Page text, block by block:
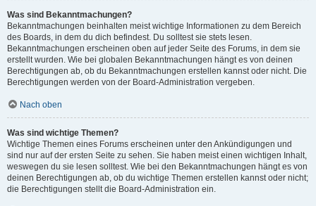
Was sind Bekanntmachungen?
Bekanntmachungen beinhalten meist wichtige Informationen zu dem Bereich
des Boards, in dem du dich befindest. Du solltest sie stets lesen.
Bekanntmachungen erscheinen oben auf jeder Seite des Forums, in dem sie
erstellt wurden. Wie bei globalen Bekanntmachungen hängt es von deinen
Berechtigungen ab, ob du Bekanntmachungen erstellen kannst oder nicht. Die
Berechtigungen werden von der Board-Administration vergeben.
Nach oben
Was sind wichtige Themen?
Wichtige Themen eines Forums erscheinen unter den Ankündigungen und
sind nur auf der ersten Seite zu sehen. Sie haben meist einen wichtigen Inhalt,
weswegen du sie lesen solltest. Wie bei den Bekanntmachungen hängt es von
deinen Berechtigungen ab, ob du wichtige Themen erstellen kannst oder nicht;
die Berechtigungen stellt die Board-Administration ein.